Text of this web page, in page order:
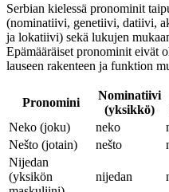
Serbian kielessä pronominit
(nominatiivi, genetiivi, datiivi,
ja lokatiivi) sekä lukujen
Epämääräiset pronominit eivät
lauseen rakenteen ja funktion
Pronomini
Nominatiivi
(yksikkö)
Neko (joku)
neko
Nešto (jotain)
nešto
Nijedan
(yksikön
nijedan